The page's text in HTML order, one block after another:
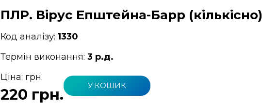
ПЛР. Вірус Епштейна-Барр (кількісно)
Код аналізу:1330
Термін виконання:3 р.д.
Ціна: грн.
220 грн. У КОШИК